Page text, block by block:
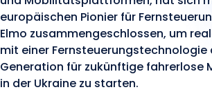
europäischen Pionier für
Elmo zusammengeschlossen, um
mit einer Fernsteuerungstechnologie
Generation für zukünftige fahrerlose
in der Ukraine zu starten.